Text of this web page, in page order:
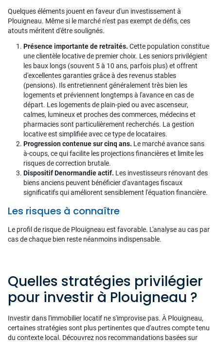
Quelques éléments jouent en faveur d'un investissement à
Plouigneau. Même si le marché n'est pas exempt de défis, ces
atouts méritent d'être soulignés.
Présence importante de retraités. Cette population constitue
une clientèle locative de premier choix. Les seniors privilégient
les baux longs (souvent 5 à 10 ans, parfois plus) et offrent
d'excellentes garanties grâce à des revenus stables
(pensions). Ils entretiennent généralement très bien les
logements et préviennent longtemps à l'avance en cas de
départ. Les logements de plain-pied ou avec ascenseur,
calmes, lumineux et proches des commerces, médecins et
pharmacies sont particulièrement recherchés. La gestion
locative est simplifiée avec ce type de locataires.
Progression contenue sur cinq ans. Le marché avance sans
à-coups, ce qui facilite les projections financières et limite les
risques de correction brutale.
Dispositif Denormandie actif. Les investisseurs rénovant des
biens anciens peuvent bénéficier d'avantages fiscaux
significatifs qui améliorent sensiblement l'équation financière.
Les risques à connaître
Le profil de risque de Plouigneau est favorable. L'analyse au cas par
cas de chaque bien reste néanmoins indispensable.
Quelles stratégies privilégier
pour investir à Plouigneau ?
Investir dans l'immobilier locatif ne s'improvise pas. À Plouigneau,
certaines stratégies sont plus pertinentes que d'autres compte tenu
du contexte local. Découvrez nos recommandations basées sur